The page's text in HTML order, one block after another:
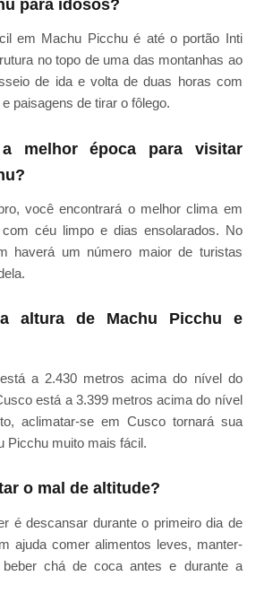
para idosos?
em Machu Picchu é até o portão Inti
no topo de uma das montanhas ao
de ida e volta de duas horas com
paisagens de tirar o fôlego.
melhor época para visitar
você encontrará o melhor clima em
céu limpo e dias ensolarados. No
haverá um número maior de turistas
altura de Machu Picchu e
a 2.430 metros acima do nível do
está a 3.399 metros acima do nível
aclimatar-se em Cusco tornará sua
Picchu muito mais fácil.
o mal de altitude?
é descansar durante o primeiro dia de
ajuda comer alimentos leves, manter-
chá de coca antes e durante a